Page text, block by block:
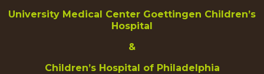
University Medical Center Goettingen Children’s
Hospital
&
Children’s Hospital of Philadelphia